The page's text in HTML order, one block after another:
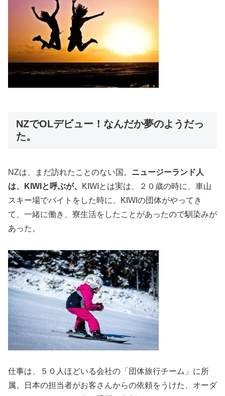
NZでOLデビュー！なんだか夢のようだっ
た。
NZは、まだ訪れたことのない国。 ニュージーランド人
は、KIWIと呼ぶが、
KIWIとは実は、２０歳の時に、車山
スキー場でバイトをした時に、KIWIの団体がやってき
て、一緒に働き、寮生活をしたことがあったので馴染みが
あった。
仕事は、５０人ほどいる会社の「団体旅行チーム」に所
属。日本の担当者がお客さんからの依頼をうけた、オーダ